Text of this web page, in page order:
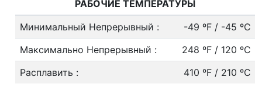
РАБОЧИЕ ТЕМПЕРАТУРЫ
Минимальный Непрерывный :
-49 ºF / -45 ºC
Максимально Непрерывный :
248 ºF / 120 ºC
Расплавить : 410 ºF / 210 ºC